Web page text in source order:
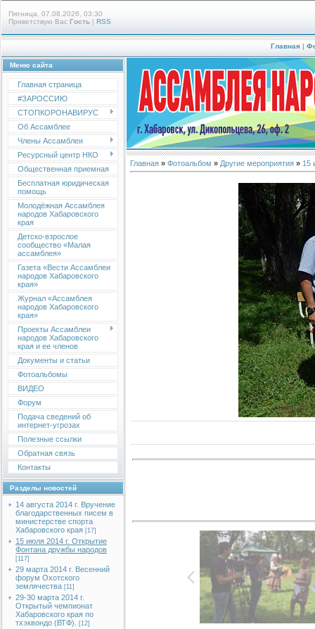
Пятница, 07.08.2026, 03:30
Приветствую Вас Гость | RSS
Главная |
Меню сайта
Главная страница
#ЗАРОССИЮ
СТОПКОРОНАВИРУС
Об Ассамблее
Члены Ассамблеи
Ресурсный центр НКО
Общественная приемная
Бесплатная юридическая
помощь
Молодёжная Ассамблея
народов Хабаровского
края
Детско-взрослое
сообщество «Малая
ассамблея»
Газета «Вести Ассамблеи
народов Хабаровского
края»
Журнал «Ассамблея
народов Хабаровского
края»
Проекты Ассамблеи
народов Хабаровского
края и ее членов
Документы и статьи
Фотоальбомы
ВИДЕО
Форум
Подача сведений об
интернет-угрозах
Полезные ссылки
Обратная связь
Контакты
Разделы новостей
14 августа 2014 г. Вручение
благодарственных писем в
министерстве спорта
Хабаровского края [17]
15 июля 2014 г. Открытие
Фонтана дружбы народов
[117]
29 марта 2014 г. Весенний
форум Охотского
землячества [11]
29-30 марта 2014 г.
Открытый чемпионат
Хабаровского края по
тхэквондо (ВТФ).
[12]
Главная » Фотоальбом » Другие мероприятия » 15